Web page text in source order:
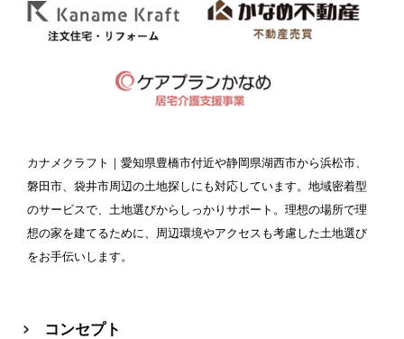
カナメクラフト ｜愛知県豊橋市付近や静岡県湖西市から浜松市、
磐田市、袋井市周辺の土地探しにも対応しています。地域密着型
のサービスで、土地選びからしっかりサポート。理想の場所で理
想の家を建てるために、周辺環境やアクセスも考慮した土地選び
をお手伝いします。
コンセプト